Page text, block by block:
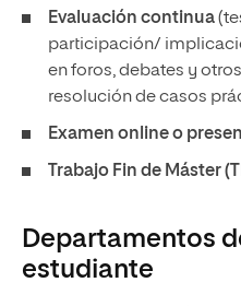
Evaluación continua
participación/
en foros, debates y
resolución de casos
Examen online o
Trabajo Fin de Máster
Departamentos
estudiante